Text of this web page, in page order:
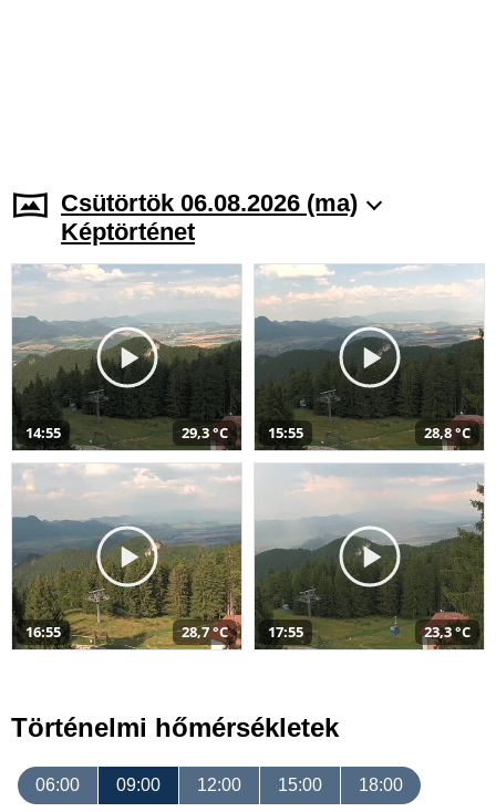
Csütörtök 06.08.2026 (ma)
Képtörténet
14:55 29,3 °C 15:55 28,8 °C
16:55 28,7 °C 17:55 23,3 °C
Történelmi hőmérsékletek
06:00 09:00 12:00 15:00 18:00